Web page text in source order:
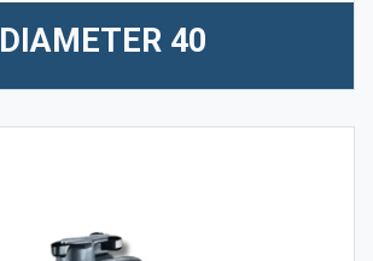
DIAMETER 40